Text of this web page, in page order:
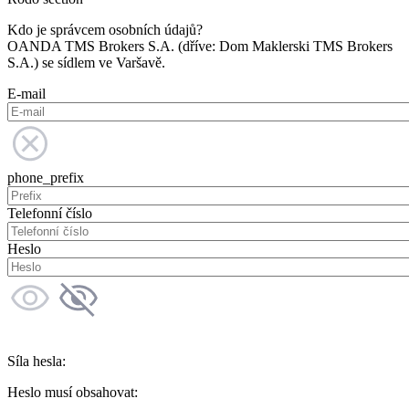
Kdo je správcem osobních údajů?
OANDA TMS Brokers S.A. (dříve: Dom Maklerski TMS Brokers
S.A.) se sídlem ve Varšavě.
E-mail
phone_prefix
Telefonní číslo
Heslo
Síla hesla:
Heslo musí obsahovat: